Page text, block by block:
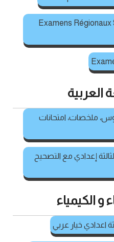
30 Examens
العربية
ملخصات، امتحانات
إعدادي مع التصحيح
و الكيمياء
اعدادي خيار عربي